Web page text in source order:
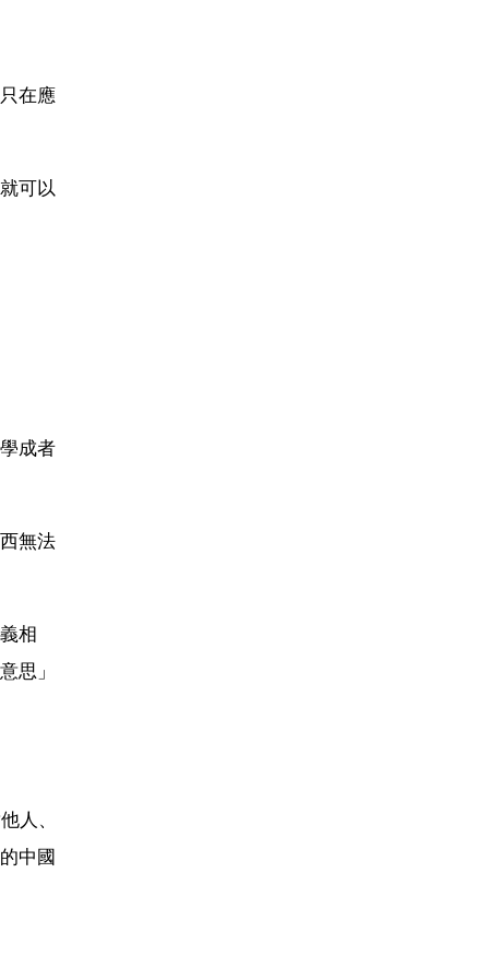
在應
可以
成者
無法
相
思」
人、
中國